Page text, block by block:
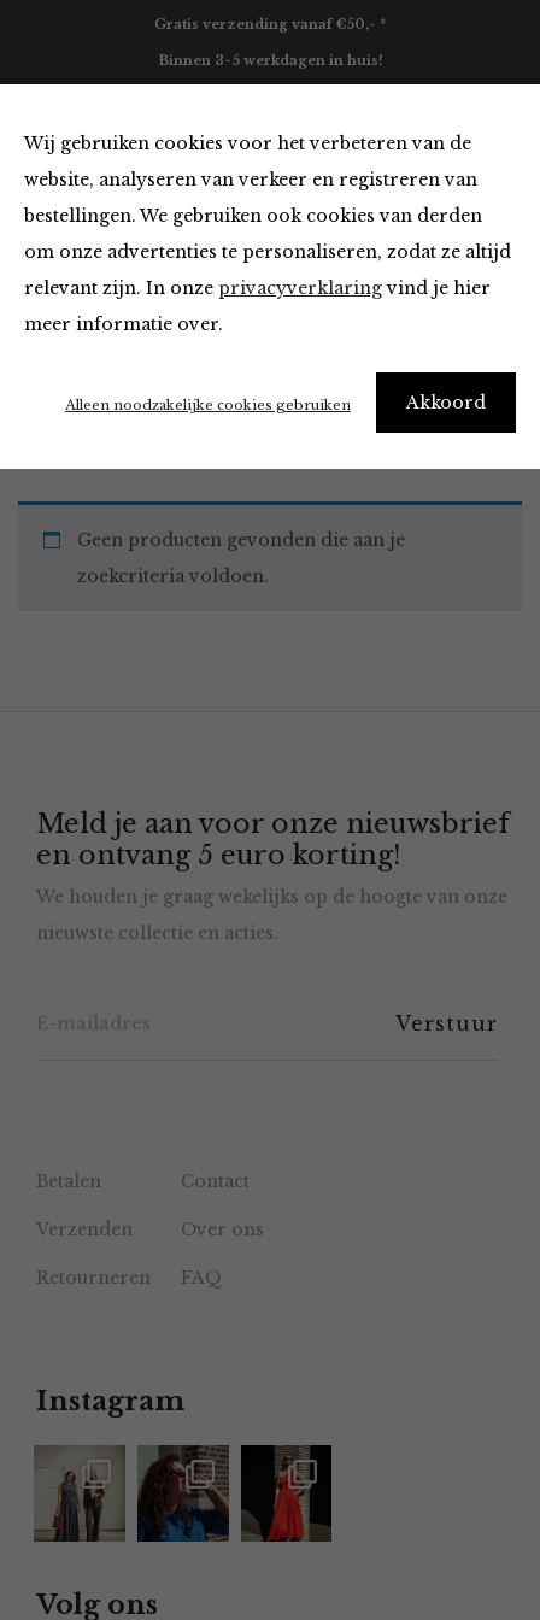
Wij gebruiken cookies voor het verbeteren van de
website, analyseren van verkeer en registreren van
bestellingen. We gebruiken ook cookies van derden
om onze advertenties te personaliseren, zodat ze altijd
relevant zijn. In onze privacyverklaringvind je hier
meer informatie over.
Akkoord
Alleen noodzakelijke cookies gebruiken
Gratis verzending vanaf €50,- *
Binnen 3-5 werkdagen in huis!
Tops en Blouses
Home Winkel Kleding Tops en Blouses
Geen producten gevonden die aan je
zoekcriteria voldoen.
Meld je aan voor onze nieuwsbrief
en ontvang 5 euro korting!
We houden je graag wekelijks op de hoogte van onze
nieuwste collectie en acties.
Betalen Contact
Verzenden Over ons
Retourneren FAQ
Instagram
Volg ons